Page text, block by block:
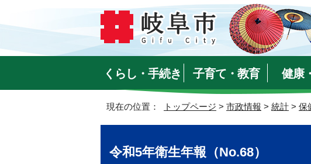
くらし・手続き 子育て・教育 健康
現在の位置： トップページ > 市政情報 > 統計 > 保
令和5年衛生年報（No.68）